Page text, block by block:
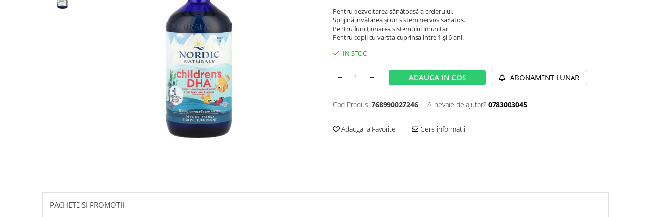
Purovitalis
Quicksilver Scientific
Pentru dezvoltarea sănătoasă a creierului.
Sprijină invătarea și un sistem nervos sanatos.
Pentru funcționarea sistemului imunitar.
Pentru copii cu varsta cuprinsa intre 1 și 6 ani.
IN STOC
ADAUGA IN COS ABONAMENT LUNAR
Cod Produs: 768990027246 Ai nevoie de ajutor? 0783003045
Adauga la Favorite Cere informatii
PACHETE SI PROMOTII